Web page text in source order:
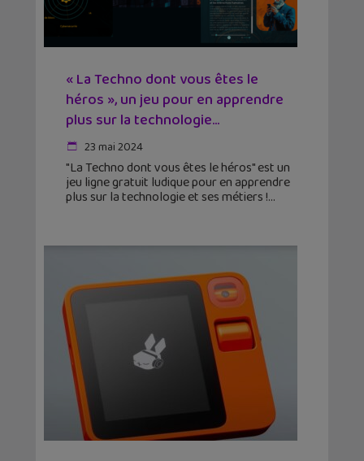
« La Techno dont vous êtes le
héros », un jeu pour en apprendre
plus sur la technologie...
23 mai 2024
"La Techno dont vous êtes le héros" est un
jeu ligne gratuit ludique pour en apprendre
plus sur la technologie et ses métiers !